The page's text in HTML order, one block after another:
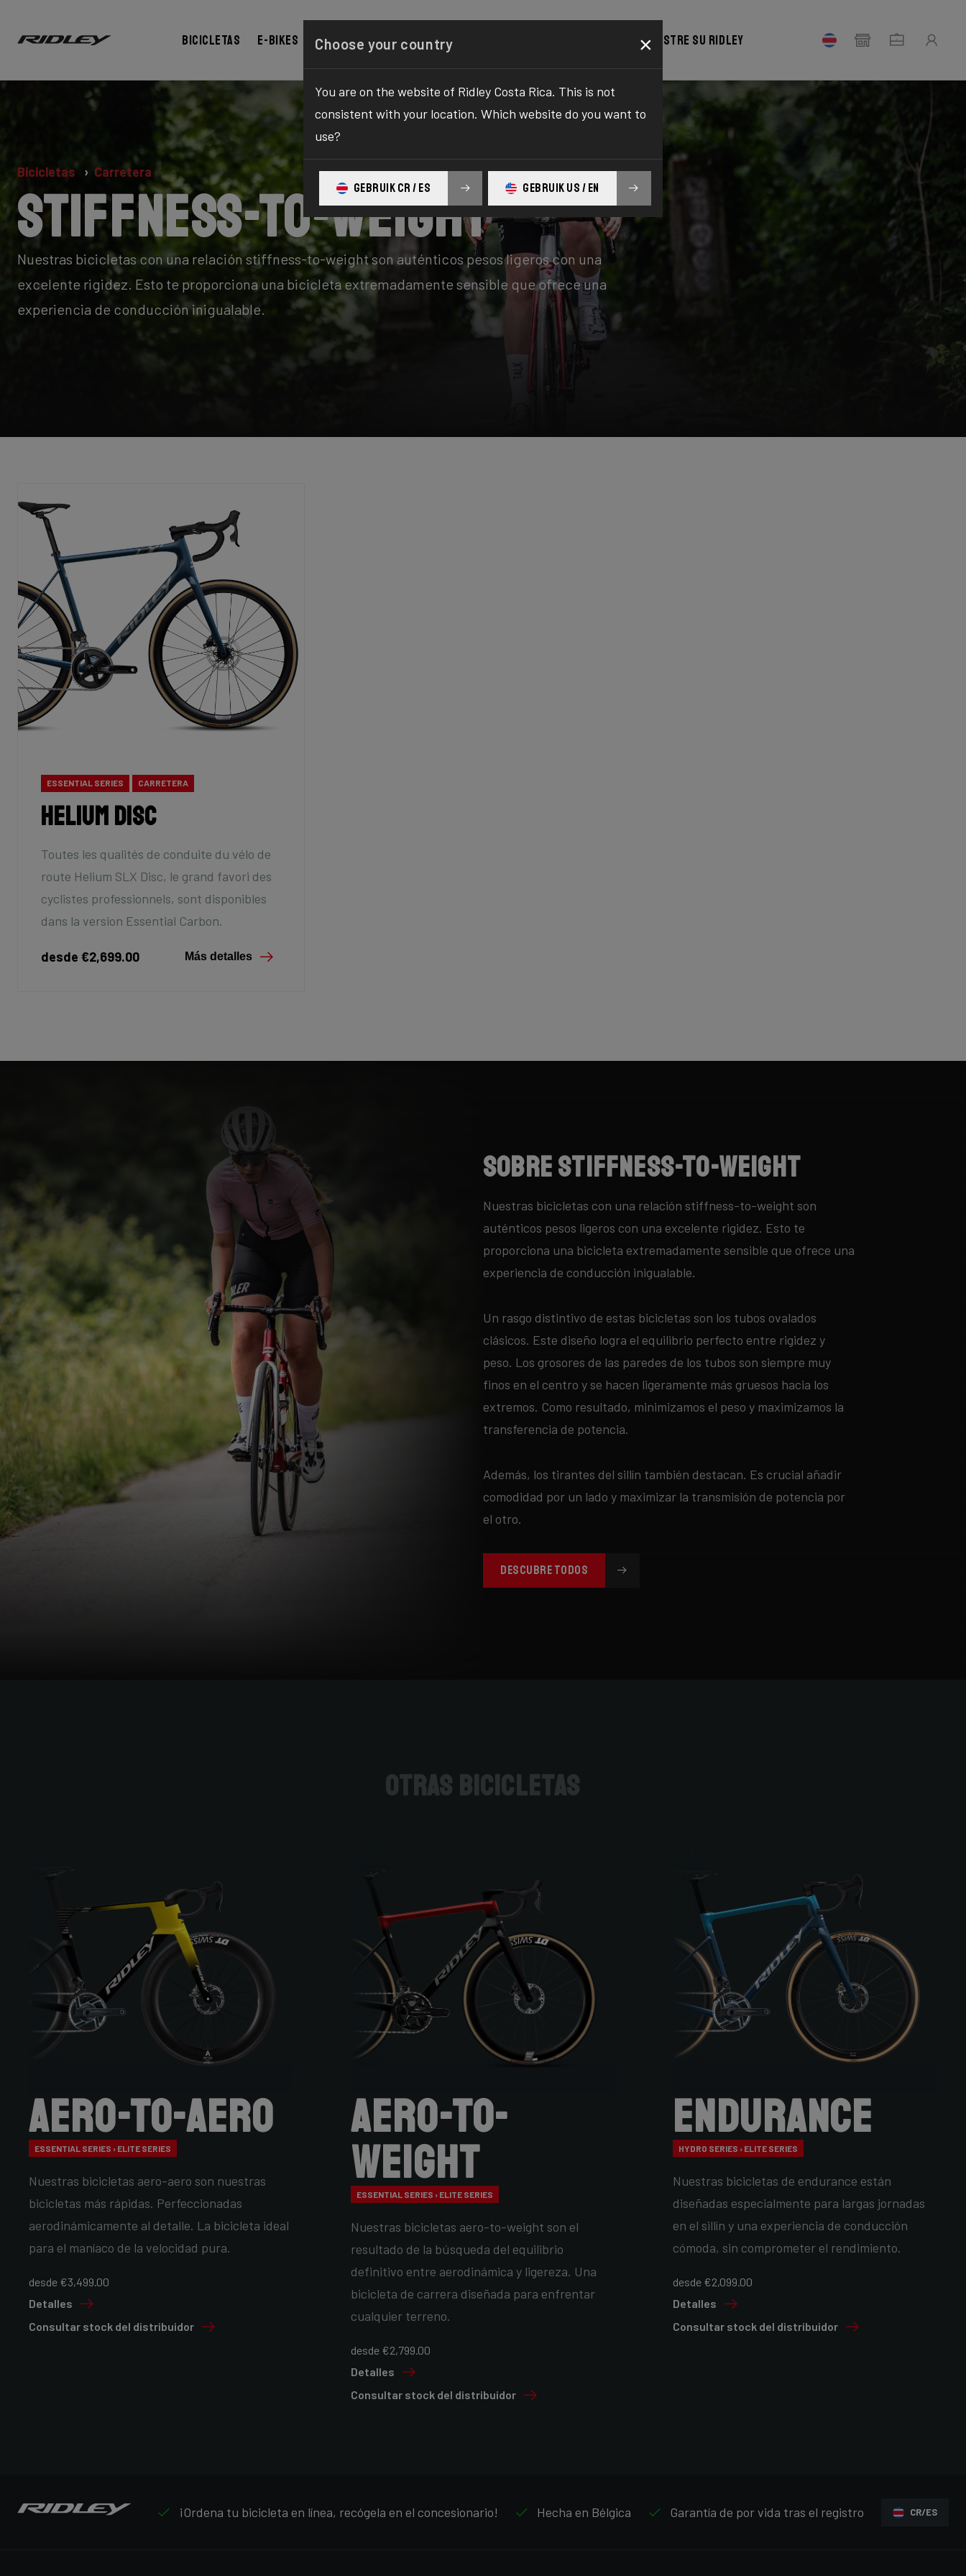
Bicicletas E-bikes Configurador Comercio Registre su Ridley
Bicicletas Carretera
Stiffness-to-Weight
Nuestras bicicletas con una relación stiffness-to-weight son auténticos pesos ligeros con una
excelente rigidez. Esto te proporciona una bicicleta extremadamente sensible que ofrece una
experiencia de conducción inigualable.
ESSENTIAL SERIES CARRETERA
Helium Disc
Toutes les qualités de conduite du vélo de
route Helium SLX Disc, le grand favori des
cyclistes professionnels, sont disponibles
dans la version Essential Carbon.
desde €2,699.00 Más detalles
Sobre Stiffness-to-Weight
Nuestras bicicletas con una relación stiffness-to-weight son
auténticos pesos ligeros con una excelente rigidez. Esto te
proporciona una bicicleta extremadamente sensible que ofrece una
experiencia de conducción inigualable.
Un rasgo distintivo de estas bicicletas son los tubos ovalados
clásicos. Este diseño logra el equilibrio perfecto entre rigidez y
peso. Los grosores de las paredes de los tubos son siempre muy
finos en el centro y se hacen ligeramente más gruesos hacia los
extremos. Como resultado, minimizamos el peso y maximizamos la
transferencia de potencia.
Además, los tirantes del sillín también destacan. Es crucial añadir
comodidad por un lado y maximizar la transmisión de potencia por
el otro.
DESCUBRE TODOS
otras bicicletas
Aero-to-Aero
ESSENTIAL SERIES › ELITE SERIES
Nuestras bicicletas aero-aero son nuestras
bicicletas más rápidas. Perfeccionadas
aerodinámicamente al detalle. La bicicleta ideal
para el maníaco de la velocidad pura.
desde €3,499.00
Detalles
Consultar stock del distribuidor
Aero-to-
Weight
ESSENTIAL SERIES › ELITE SERIES
Nuestras bicicletas aero-to-weight son el
resultado de la búsqueda del equilibrio
definitivo entre aerodinámica y ligereza. Una
bicicleta de carrera diseñada para enfrentar
cualquier terreno.
desde €2,799.00
Detalles
Consultar stock del distribuidor
Endurance
HYDRO SERIES › ELITE SERIES
Nuestras bicicletas de endurance están
diseñadas especialmente para largas jornadas
en el sillín y una experiencia de conducción
cómoda, sin comprometer el rendimiento.
desde €2,099.00
Detalles
Consultar stock del distribuidor
¡Ordena tu bicicleta en línea, recógela en el concesionario! Hecha en Bélgica Garantía de por vida tras el registro CR/ES
Choose your country ×
You are on the website of Ridley Costa Rica. This is not
consistent with your location. Which website do you want to
use?
GEBRUIK CR / ES GEBRUIK US / EN